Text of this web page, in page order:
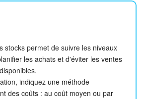
stocks permet de suivre les niveaux
les achats et d'éviter les ventes
indiquez une méthode
des coûts : au coût moyen ou par